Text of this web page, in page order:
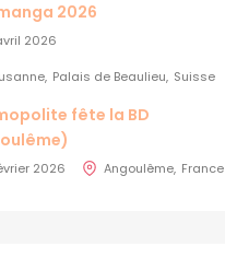
2026
2026
Palais de Beaulieu Suisse
fête la BD
2026 Angoulême France